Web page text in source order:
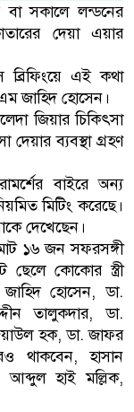
সকালে লন্ডনের
দেয়া এয়ার
এই কথা
জাহিদ হোসেন।
জিয়ার চিকিৎসা
দেয়ার ব্যবস্থা গ্রহণ
বাইরে অন্য
মিটিং করেছে।
দেখেছেন।
১৬ জন সফরসঙ্গী
ছেলে কোকোর স্ত্রী
হোসেন, ডা.
তালুকদার, ডা.
হক, ডা. জাফর
থাকবেন, হাসান
আব্দুল হাই মল্লিক,